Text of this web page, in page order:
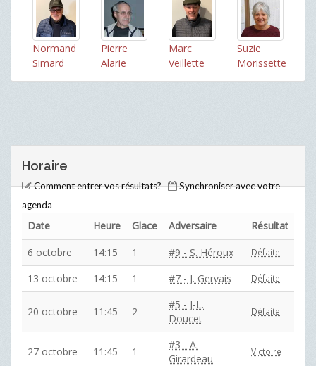
Normand
Simard
Pierre
Alarie
Marc
Veillette
Suzie
Morissette
Horaire
Comment entrer vos résultats?
Synchroniser avec votre
agenda
Date Heure Glace Adversaire
Résultat
6 octobre
14:15 1 #9 - S. Héroux Défaite
13 octobre 14:15 1 #7 - J. Gervais Défaite
20 octobre 11:45 2
#5 - J-L.
Doucet
Défaite
27 octobre 11:45 1
#3 - A.
Girardeau
Victoire